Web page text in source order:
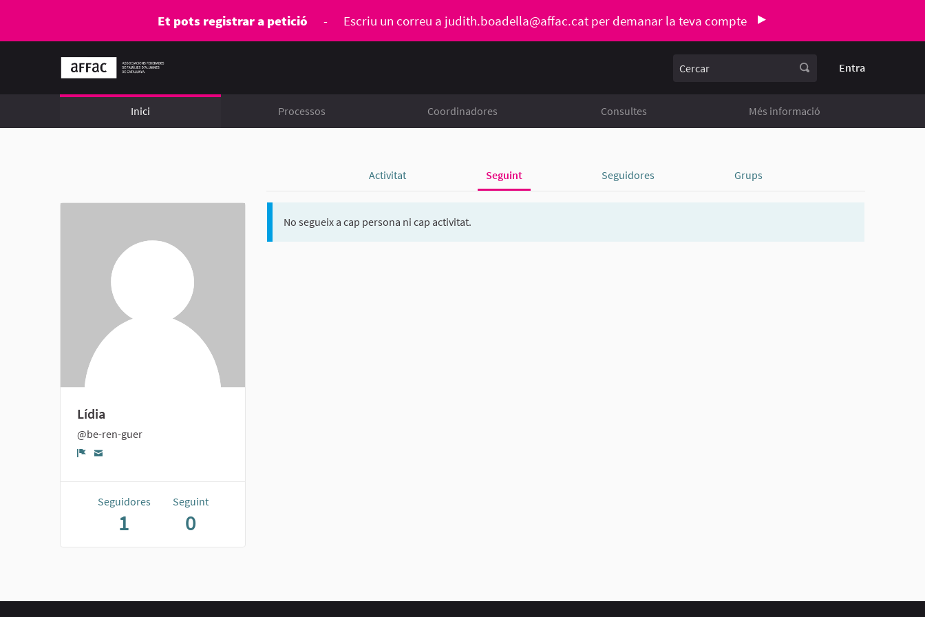
Et pots registrar a petició - Escriu un correu a judith.boadella@affac.catper demanar la teva compte
Entra
Inici Processos Coordinadores Consultes Més informació
Activitat Seguint Seguidores Grups
Lídia
@be-ren-guer
Seguidores
1
Seguint
0
No segueix a cap persona ni cap activitat.